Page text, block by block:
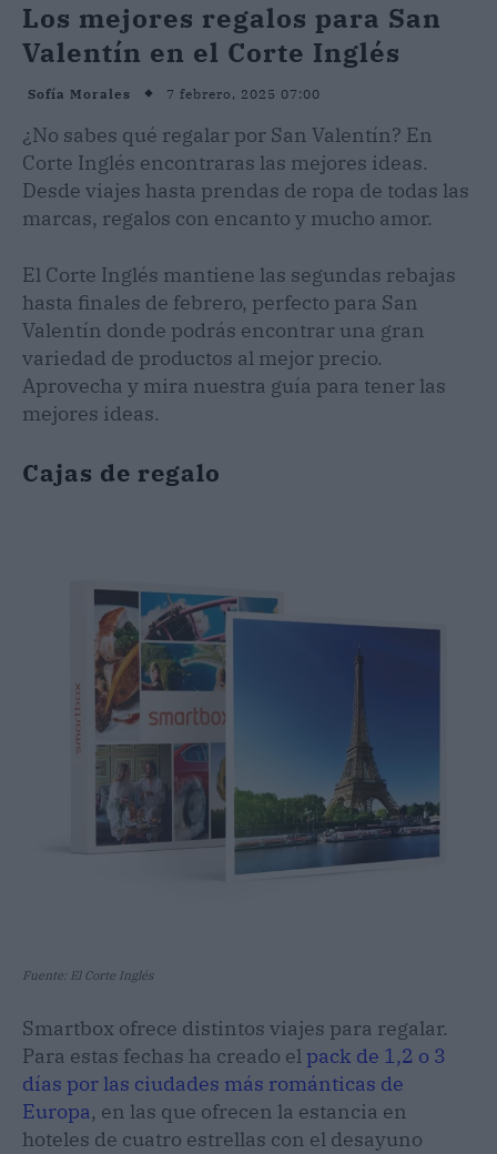
Los mejores regalos para San
Valentín en el Corte Inglés
Sofía Morales 7 febrero, 2025 07:00
¿No sabes qué regalar por San Valentín? En
Corte Inglés encontraras las mejores ideas.
Desde viajes hasta prendas de ropa de todas las
marcas, regalos con encanto y mucho amor.
El Corte Inglés mantiene las segundas rebajas
hasta finales de febrero, perfecto para San
Valentín donde podrás encontrar una gran
variedad de productos al mejor precio.
Aprovecha y mira nuestra guía para tener las
mejores ideas.
Cajas de regalo
Fuente: El Corte Inglés
Smartbox ofrece distintos viajes para regalar.
Para estas fechas ha creado el pack de 1,2 o 3
días por las ciudades más románticas de
Europa, en las que ofrecen la estancia en
hoteles de cuatro estrellas con el desayuno